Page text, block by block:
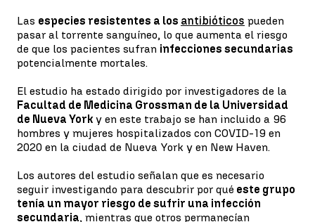
Las especies resistentes a los antibióticos pueden
pasar al torrente sanguíneo, lo que aumenta el riesgo
de que los pacientes sufran infecciones secundarias
potencialmente mortales.
El estudio ha estado dirigido por investigadores de la
Facultad de Medicina Grossman de la Universidad
de Nueva Yorky en este trabajo se han incluido a 96
hombres y mujeres hospitalizados con COVID-19 en
2020 en la ciudad de Nueva York y en New Haven.
Los autores del estudio señalan que es necesario
seguir investigando para descubrir por qué este grupo
tenía un mayor riesgo de sufrir una infección
secundaria, mientras que otros permanecían